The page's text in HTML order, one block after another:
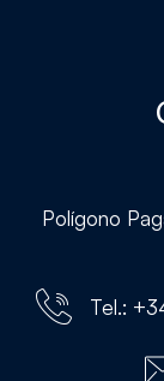
Polígono
Tel.: